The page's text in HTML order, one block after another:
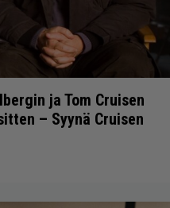
ja Tom Cruisen
– Syynä Cruisen